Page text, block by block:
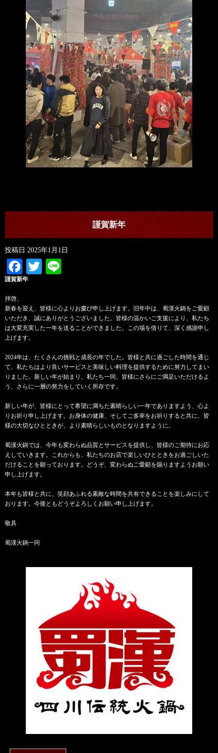
謹賀新年
投稿日 2025年1月1日
Facebook
Twitter
謹賀新年
拝啓、
新春を迎え、皆様に心よりお慶び申し上げます。旧年中は、蜀漢火鍋をご愛顧
いただき、誠にありがとうございました。皆様の温かいご支援により、私たち
は大変充実した一年を送ることができました。この場を借りて、深く感謝申し
上げます。
2024年は、たくさんの挑戦と成長の年でした。皆様と共に過ごした時間を通じ
て、私たちはより良いサービスと美味しい料理を提供するために努力してまい
りました。新しい年が始まり、私たち一同、皆様にさらにご満足いただけるよ
う、さらに一層の努力をしていく所存です。
新しい年が、皆様にとって希望に満ちた素晴らしい一年でありますよう、心よ
りお祈り申し上げます。お身体の健康、そしてご多幸をお祈りすると共に、皆
様の大切なひとときが、より素晴らしいものとなりますように。
蜀漢火鍋では、今年も変わらぬ品質とサービスを提供し、皆様のご期待にお応
えしていきます。これからも、私たちのお店で楽しいひとときをお過ごしいた
だけることを願っております。どうぞ、変わらぬご愛顧を賜りますようお願い
申し上げます。
本年も皆様と共に、笑顔あふれる素敵な時間を共有できることを楽しみにして
おります。今後ともどうぞよろしくお願い申し上げます。
敬具
蜀漢火鍋一同